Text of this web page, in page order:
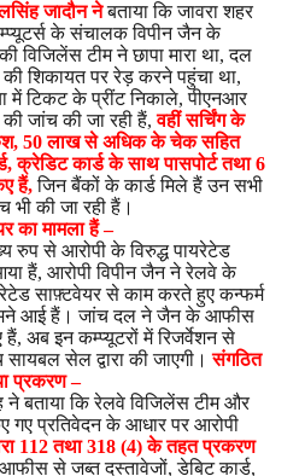
जादौन नेबताया कि जावरा शहर
के संचालक विपीन जैन के
विजिलेंस टीम ने छापा मारा था, दल
की शिकायत पर रेड़ करने पहुंचा था,
में टिकट के प्रींट निकाले, पीएनआर
जांच की जा रही हैं,वहीं सर्चिंग के
50 लाख से अधिक के चेक सहित
क्रेडिट कार्ड के साथ पासपोर्ट तथा 6
हैं, जिन बैंकों के कार्ड मिले हैं उन सभी
भी की जा रही हैं।
का मामला हैं –
रुप से आरोपी के विरुद्ध पायरेटेड
हैं, आरोपी विपीन जैन ने रेलवे के
साफ़्टवेयर से काम करते हुए कन्फर्म
आई हैं। जांच दल ने जैन के आफीस
अब इन कम्प्यूटरों में रिजर्वेशन से
सेल द्वारा की जाएगी। संगठित
प्रकरण –
ने बताया कि रेलवे विजिलेंस टीम और
गए प्रतिवेदन के आधार पर आरोपी
112 तथा 318 (4) के तहत प्रकरण
से जब्त दस्तावेजों, डेबिट कार्ड,